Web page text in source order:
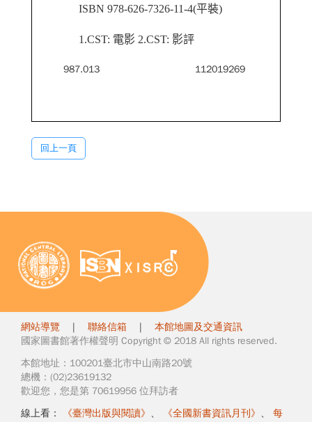
ISBN 978-626-7326-11-4(平裝)
1.CST: 電影 2.CST: 影評
987.013 112019269
回上一頁
網站導覽 | 聯絡信箱 | 本館地圖及交通資訊
國家圖書館著作權聲明 Copyright © 2018 All rights reserved.
本館地址：100201臺北市中山南路20號
總機：(02)23619132
歡迎您，您是第 70619956 位拜訪者
線上看：
《臺灣出版與閱讀》 、 《全國新書資訊月刊》 、 每